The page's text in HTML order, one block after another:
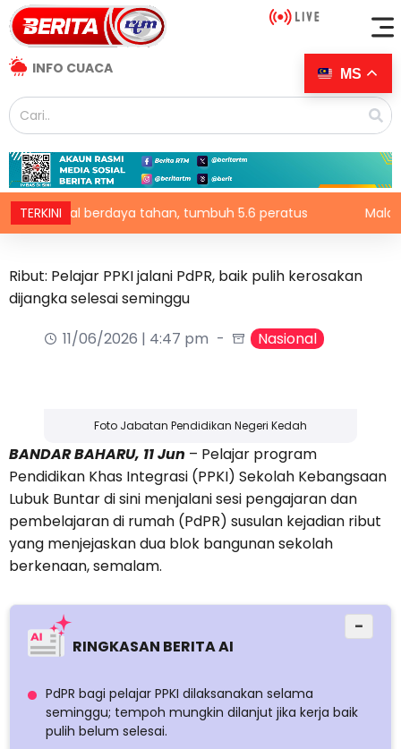
INFO CUACA
TERKINI
kekal berdaya tahan, tumbuh 5.6 peratus Malaysia,
Ribut: Pelajar PPKI jalani PdPR, baik pulih kerosakan
dijangka selesai seminggu
11/06/2026 | 4:47 pm
Nasional
Foto Jabatan Pendidikan Negeri Kedah
BANDAR BAHARU, 11 Jun – Pelajar program
Pendidikan Khas Integrasi (PPKI) Sekolah Kebangsaan
Lubuk Buntar di sini menjalani sesi pengajaran dan
pembelajaran di rumah (PdPR) susulan kejadian ribut
yang menjejaskan dua blok bangunan sekolah
berkenaan, semalam.
RINGKASAN BERITA AI
−
PdPR bagi pelajar PPKI dilaksanakan selama
seminggu; tempoh mungkin dilanjut jika kerja baik
pulih belum selesai.
MS